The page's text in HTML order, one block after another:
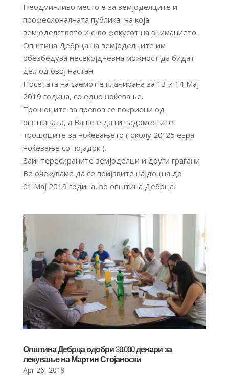
Неодминливо место е за земјоделците и
професионалната публика, на која
земјоделството и е во фокусот на вниманието.
Општина Дебрца на земјоделците им
обезбедува несекојдневна можност да бидат
дел од овој настан.
Посетата на саемот е планирана за 13 и 14 Мај
2019 година, со едно ноќевање.
Трошоците за превоз се покриени од
општината, а Ваше е да ги надоместите
трошоците за ноќевањето ( околу 20-25 евра
ноќевање со појадок ).
Заинтересираните земјоделци и други граѓани
Ве очекуваме да се пријавите најдоцна до
01.Мај 2019 година, во општина Дебрца.
Општина Дебрца одобри 30.000 денари за
лекување на Мартин Стојаноски
Apr 26, 2019